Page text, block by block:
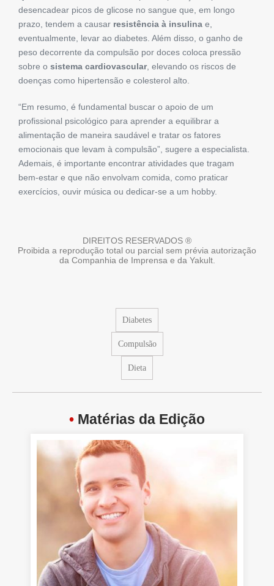
desencadear picos de glicose no sangue que, em longo
prazo, tendem a causar resistência à insulina e,
eventualmente, levar ao diabetes. Além disso, o ganho de
peso decorrente da compulsão por doces coloca pressão
sobre o sistema cardiovascular, elevando os riscos de
doenças como hipertensão e colesterol alto.
“Em resumo, é fundamental buscar o apoio de um
profissional psicológico para aprender a equilibrar a
alimentação de maneira saudável e tratar os fatores
emocionais que levam à compulsão”, sugere a especialista.
Ademais, é importante encontrar atividades que tragam
bem-estar e que não envolvam comida, como praticar
exercícios, ouvir música ou dedicar-se a um hobby.
DIREITOS RESERVADOS ®
Proibida a reprodução total ou parcial sem prévia autorização
da Companhia de Imprensa e da Yakult.
Diabetes
Compulsão
Dieta
• Matérias da Edição